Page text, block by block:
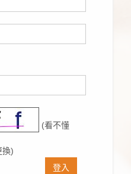
(看不懂
換)
登入